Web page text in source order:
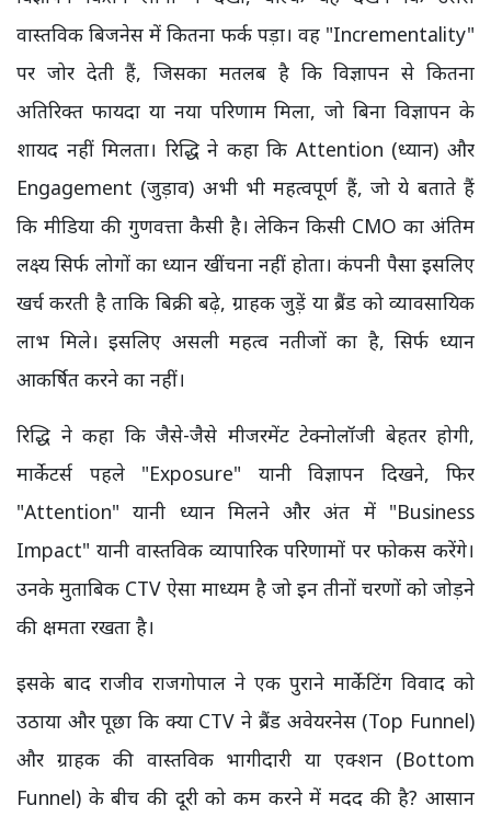
वास्तविक बिजनेस में कितना फर्क पड़ा। वह "Incrementality"
पर जोर देती हैं, जिसका मतलब है कि विज्ञापन से कितना
अतिरिक्त फायदा या नया परिणाम मिला, जो बिना विज्ञापन के
शायद नहीं मिलता। रिद्धि ने कहा कि Attention (ध्यान) और
Engagement (जुड़ाव) अभी भी महत्वपूर्ण हैं, जो ये बताते हैं
कि मीडिया की गुणवत्ता कैसी है। लेकिन किसी CMO का अंतिम
लक्ष्य सिर्फ लोगों का ध्यान खींचना नहीं होता। कंपनी पैसा इसलिए
खर्च करती है ताकि बिक्री बढ़े, ग्राहक जुड़ें या ब्रैंड को व्यावसायिक
लाभ मिले। इसलिए असली महत्व नतीजों का है, सिर्फ ध्यान
आकर्षित करने का नहीं।
रिद्धि ने कहा कि जैसे-जैसे मीजरमेंट टेक्नोलॉजी बेहतर होगी,
मार्केटर्स पहले "Exposure" यानी विज्ञापन दिखने, फिर
"Attention" यानी ध्यान मिलने और अंत में "Business
Impact" यानी वास्तविक व्यापारिक परिणामों पर फोकस करेंगे।
उनके मुताबिक CTV ऐसा माध्यम है जो इन तीनों चरणों को जोड़ने
की क्षमता रखता है।
इसके बाद राजीव राजगोपाल ने एक पुराने मार्केटिंग विवाद को
उठाया और पूछा कि क्या CTV ने ब्रैंड अवेयरनेस (Top Funnel)
और ग्राहक की वास्तविक भागीदारी या एक्शन (Bottom
Funnel) के बीच की दूरी को कम करने में मदद की है? आसान